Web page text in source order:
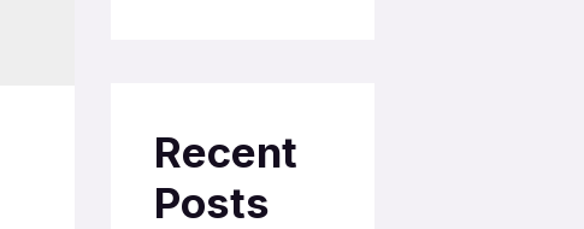
Recent
Posts